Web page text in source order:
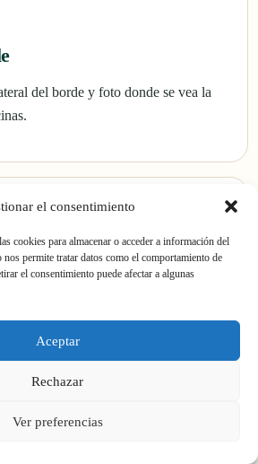
el consentimiento
cookies para almacenar o acceder a información del
permite tratar datos como el comportamiento de
el consentimiento puede afectar a algunas
Aceptar
Rechazar
Ver preferencias
del borde y foto donde se vea la
aproximado. Si dudas, indica la